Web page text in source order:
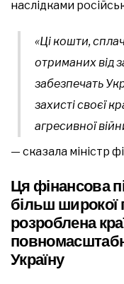
наслідками
«Ці кошти,
отриманих від
забезпечать
захисті своєї
агресивної
— сказала міністр
Ця фінансова
більш широкої
розроблена
Україну